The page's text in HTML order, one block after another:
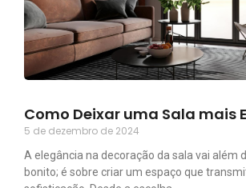
Como Deixar uma Sala mais
5 de dezembro de 2024
A elegância na decoração da sala vai além
bonito; é sobre criar um espaço que